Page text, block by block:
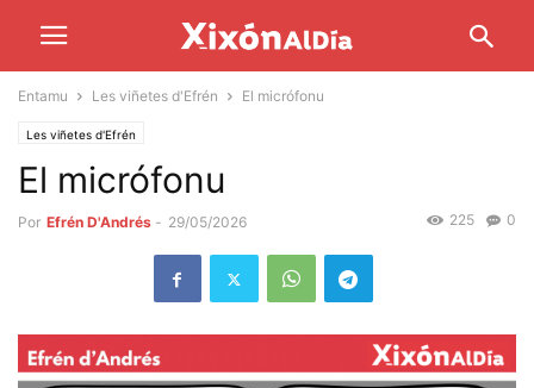
Entamu Les viñetes d'Efrén El micrófonu
Les viñetes d'Efrén
El micrófonu
Por Efrén D'Andrés - 29/05/2026 0
225